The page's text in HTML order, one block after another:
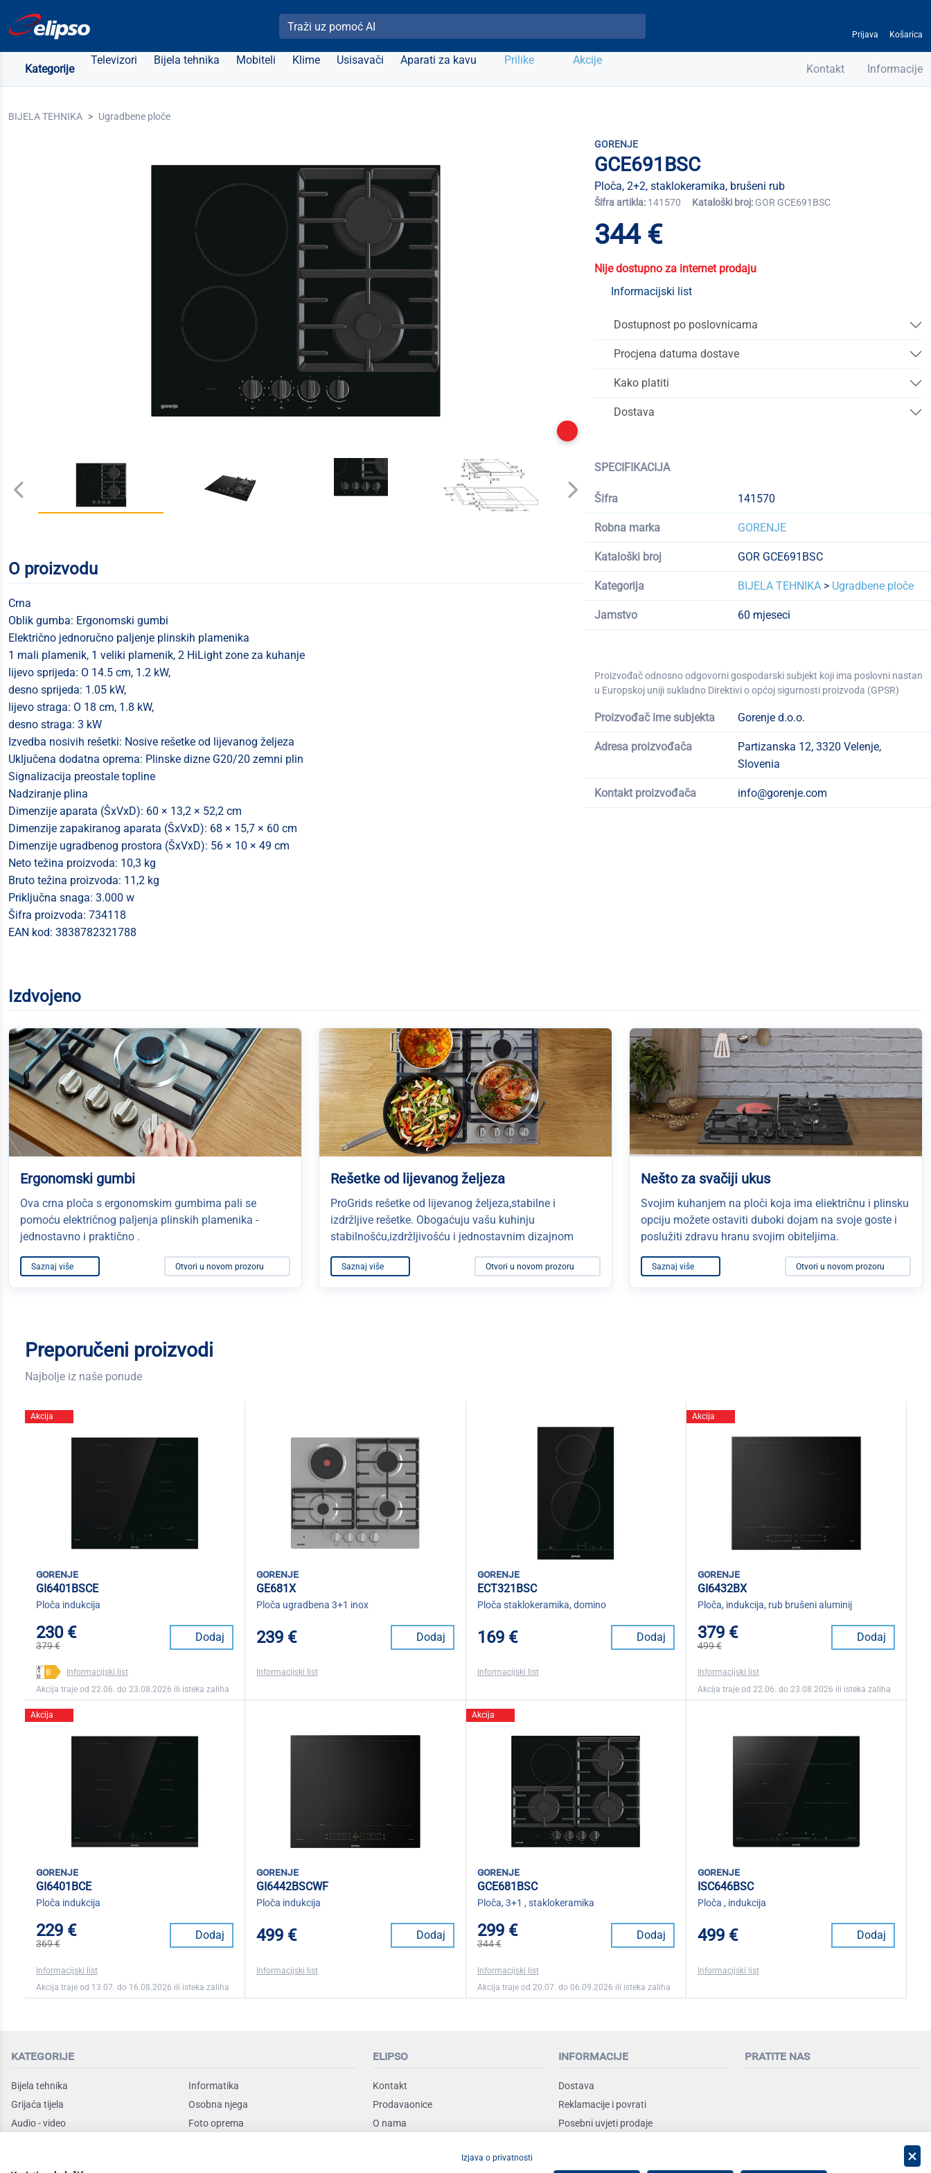
Pretraži Elipso
Prijava Košarica
Kategorije
Televizori Bijela tehnika Mobiteli Klime Usisavači Aparati za kavu Prilike Akcije
Kontakt Informacije
BIJELA TEHNIKA Ugradbene ploče
GORENJE
GCE691BSC
Ploča, 2+2, staklokeramika, brušeni rub
Šifra artikla: 141570 Kataloški broj: GOR GCE691BSC
344 €
Nije dostupno za internet prodaju
Informacijski list
Dostupnost po poslovnicama
Procjena datuma dostave
Kako platiti
Dostava
SPECIFIKACIJA
Šifra 141570
Robna marka GORENJE
Kataloški broj GOR GCE691BSC
Kategorija BIJELA TEHNIKA > Ugradbene ploče
Jamstvo 60 mjeseci
Proizvođač odnosno odgovorni gospodarski subjekt koji ima poslovni nastan
u Europskoj uniji sukladno Direktivi o općoj sigurnosti proizvoda (GPSR)
Proizvođač ime subjekta Gorenje d.o.o.
Adresa proizvođača
Partizanska 12, 3320 Velenje,
Slovenia
Kontakt proizvođača info@gorenje.com
O proizvodu
Crna
Oblik gumba: Ergonomski gumbi
Električno jednoručno paljenje plinskih plamenika
1 mali plamenik, 1 veliki plamenik, 2 HiLight zone za kuhanje
lijevo sprijeda: O 14.5 cm, 1.2 kW,
desno sprijeda: 1.05 kW,
lijevo straga: O 18 cm, 1.8 kW,
desno straga: 3 kW
Izvedba nosivih rešetki: Nosive rešetke od lijevanog željeza
Uključena dodatna oprema: Plinske dizne G20/20 zemni plin
Signalizacija preostale topline
Nadziranje plina
Dimenzije aparata (ŠxVxD): 60 × 13,2 × 52,2 cm
Dimenzije zapakiranog aparata (ŠxVxD): 68 × 15,7 × 60 cm
Dimenzije ugradbenog prostora (ŠxVxD): 56 × 10 × 49 cm
Neto težina proizvoda: 10,3 kg
Bruto težina proizvoda: 11,2 kg
Priključna snaga: 3.000 w
Šifra proizvoda: 734118
EAN kod: 3838782321788
Izdvojeno
Ergonomski gumbi
Ova crna ploča s ergonomskim gumbima pali se
pomoću električnog paljenja plinskih plamenika -
jednostavno i praktično .
Saznaj više Otvori u novom prozoru
Rešetke od lijevanog željeza
ProGrids rešetke od lijevanog željeza,stabilne i
izdržljive rešetke. Obogaćuju vašu kuhinju
stabilnošću,izdržljivošću i jednostavnim dizajnom
Saznaj više Otvori u novom prozoru
Nešto za svačiji ukus
Svojim kuhanjem na ploči koja ima eliektričnu i plinsku
opciju možete ostaviti duboki dojam na svoje goste i
poslužiti zdravu hranu svojim obiteljima.
Saznaj više Otvori u novom prozoru
Preporučeni proizvodi
Najbolje iz naše ponude
Akcija
gorenje
GI6401BSCE
Ploča indukcija
230 €
379 €
Dodaj
Informacijski list
Akcija traje od 22.06. do 23.08.2026 ili isteka zaliha
gorenje
GE681X
Ploča ugradbena 3+1 inox
239 € Dodaj
Informacijski list
gorenje
ECT321BSC
Ploča staklokeramika, domino
169 € Dodaj
Informacijski list
Akcija
gorenje
GI6432BX
Ploča, indukcija, rub brušeni aluminij
379 €
499 €
Dodaj
Informacijski list
Akcija traje od 22.06. do 23.08.2026 ili isteka zaliha
Akcija
gorenje
GI6401BCE
Ploča indukcija
229 €
369 €
Dodaj
Informacijski list
Akcija traje od 13.07. do 16.08.2026 ili isteka zaliha
gorenje
GI6442BSCWF
Ploča indukcija
499 € Dodaj
Informacijski list
Akcija
gorenje
GCE681BSC
Ploča, 3+1 , staklokeramika
299 €
344 €
Dodaj
Informacijski list
Akcija traje od 20.07. do 06.09.2026 ili isteka zaliha
gorenje
ISC646BSC
Ploča , indukcija
499 € Dodaj
Informacijski list
kategorije
Bijela tehnika
Grijaća tijela
Audio - video
Informatika
Osobna njega
Foto oprema
elipso
Kontakt
Prodavaonice
O nama
informacije
Dostava
Reklamacije i povrati
Posebni uvjeti prodaje
pratite nas
Izjava o privatnosti